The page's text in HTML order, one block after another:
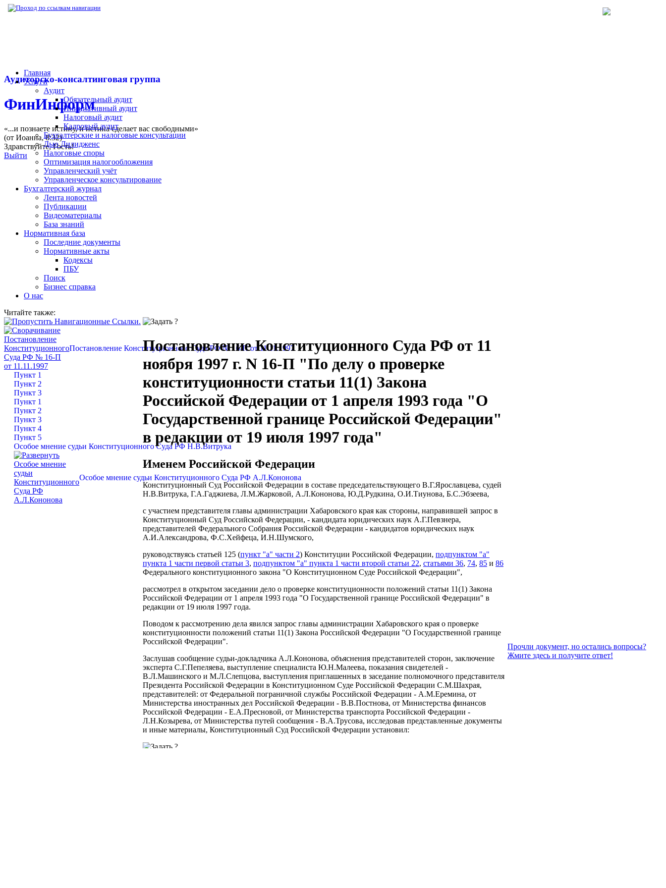
Аудиторско-консалтинговая группа
ФинИнформ
«...и познаете истину, и истина сделает вас свободными»
(от Иоанна, 8:32)
Здравствуйте,Гость!
Выйти
Главная
Услуги
Аудит
Обязательный аудит
Инициативный аудит
Налоговый аудит
Кадровый аудит
Бухгалтерские и налоговые консультации
Дью Дилидженс
Налоговые споры
Оптимизация налогообложения
Управленческий учёт
Управленческое консультирование
Бухгалтерский журнал
Лента новостей
Публикации
Видеоматериалы
База знаний
Нормативная база
Последние документы
Нормативные акты
Кодексы
ПБУ
Поиск
Бизнес справка
О нас
Читайте также:
Постановление Конституционного Суда РФ № 16-П от 11.11.1997
Пункт 1
Пункт 2
Пункт 3
Пункт 1
Пункт 2
Пункт 3
Пункт 4
Пункт 5
Особое мнение судьи Конституционного Суда РФ Н.В.Витрука
Особое мнение судьи Конституционного Суда РФ А.Л.Кононова
Постановление Конституционного Суда РФ от 11
ноября 1997 г. N 16-П "По делу о проверке
конституционности статьи 11(1) Закона
Российской Федерации от 1 апреля 1993 года "О
Государственной границе Российской Федерации"
в редакции от 19 июля 1997 года"
Именем Российской Федерации
Конституционный Суд Российской Федерации в составе председательствующего В.Г.Ярославцева, судей
Н.В.Витрука, Г.А.Гаджиева, Л.М.Жарковой, А.Л.Кононова, Ю.Д.Рудкина, О.И.Тиунова, Б.С.Эбзеева,
с участием представителя главы администрации Хабаровского края как стороны, направившей запрос в
Конституционный Суд Российской Федерации, - кандидата юридических наук А.Г.Певзнера,
представителей Федерального Собрания Российской Федерации - кандидатов юридических наук
А.И.Александрова, Ф.С.Хейфеца, И.Н.Шумского,
руководствуясь статьей 125 (пункт "а" части 2) Конституции Российской Федерации, подпунктом "а"
пункта 1 части первой статьи 3, подпунктом "а" пункта 1 части второй статьи 22, статьями 36, 74, 85 и 86
Федерального конституционного закона "О Конституционном Суде Российской Федерации",
рассмотрел в открытом заседании дело о проверке конституционности положений статьи 11(1) Закона
Российской Федерации от 1 апреля 1993 года "О Государственной границе Российской Федерации" в
редакции от 19 июля 1997 года.
Поводом к рассмотрению дела явился запрос главы администрации Хабаровского края о проверке
конституционности положений статьи 11(1) Закона Российской Федерации "О Государственной границе
Российской Федерации".
Заслушав сообщение судьи-докладчика А.Л.Кононова, объяснения представителей сторон, заключение
эксперта С.Г.Пепеляева, выступление специалиста Ю.Н.Малеева, показания свидетелей -
В.Л.Машинского и М.Л.Слепцова, выступления приглашенных в заседание полномочного представителя
Президента Российской Федерации в Конституционном Суде Российской Федерации С.М.Шахрая,
представителей: от Федеральной пограничной службы Российской Федерации - А.М.Еремина, от
Министерства иностранных дел Российской Федерации - В.В.Постнова, от Министерства финансов
Российской Федерации - Е.А.Пресновой, от Министерства транспорта Российской Федерации -
Л.Н.Козырева, от Министерства путей сообщения - В.А.Трусова, исследовав представленные документы
и иные материалы, Конституционный Суд Российской Федерации установил:
Прочли документ, но остались вопросы?
Жмите здесь и получите ответ!